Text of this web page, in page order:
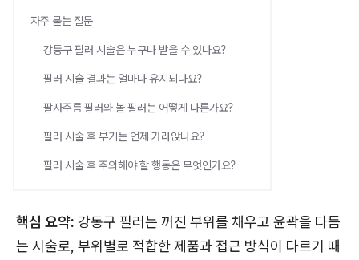
자주 묻는 질문
강동구 필러 시술은 누구나 받을 수 있나요?
필러 시술 결과는 얼마나 유지되나요?
팔자주름 필러와 볼 필러는 어떻게 다른가요?
필러 시술 후 부기는 언제 가라앉나요?
필러 시술 후 주의해야 할 행동은 무엇인가요?
핵심 요약: 강동구 필러는 꺼진 부위를 채우고 윤곽을 다듬
는 시술로, 부위별로 적합한 제품과 접근 방식이 다르기 때